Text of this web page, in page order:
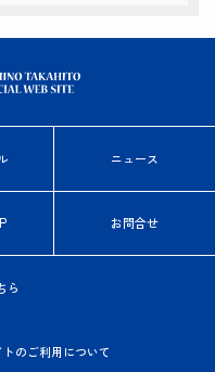
ニュース
お問合せ
ら
のご利用について